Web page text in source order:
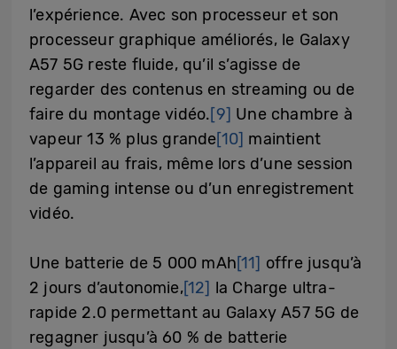
l’expérience. Avec son processeur et son
processeur graphique améliorés, le Galaxy
A57 5G reste fluide, qu’il s’agisse de
regarder des contenus en streaming ou de
faire du montage vidéo.[9] Une chambre à
vapeur 13 % plus grande[10] maintient
l’appareil au frais, même lors d’une session
de gaming intense ou d’un enregistrement
vidéo.
Une batterie de 5 000 mAh[11] offre jusqu’à
2 jours d’autonomie,[12] la Charge ultra-
rapide 2.0 permettant au Galaxy A57 5G de
regagner jusqu’à 60 % de batterie